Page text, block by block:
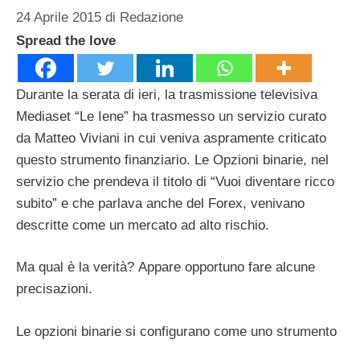
24 Aprile 2015 di Redazione
Spread the love
Durante la serata di ieri, la trasmissione televisiva
Mediaset “Le Iene” ha trasmesso un servizio curato
da Matteo Viviani in cui veniva aspramente criticato
questo strumento finanziario. Le Opzioni binarie, nel
servizio che prendeva il titolo di “Vuoi diventare ricco
subito” e che parlava anche del Forex, venivano
descritte come un mercato ad alto rischio.
Ma qual è la verità? Appare opportuno fare alcune
precisazioni.
Le opzioni binarie si configurano come uno strumento